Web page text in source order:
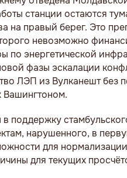
станции остаются
на правый берег. Это
невозможно
по энергетической
фазы эскалации
ЛЭП из Вулканешт без
Вашингтоном.
нарушенного, в
для
для текущих